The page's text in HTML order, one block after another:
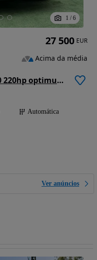
1 / 6
Renault Mégane E-Tech EV60 220hp optimum charge Iconic
Automática
Ver anúncios
27 500 EUR
Acima da média